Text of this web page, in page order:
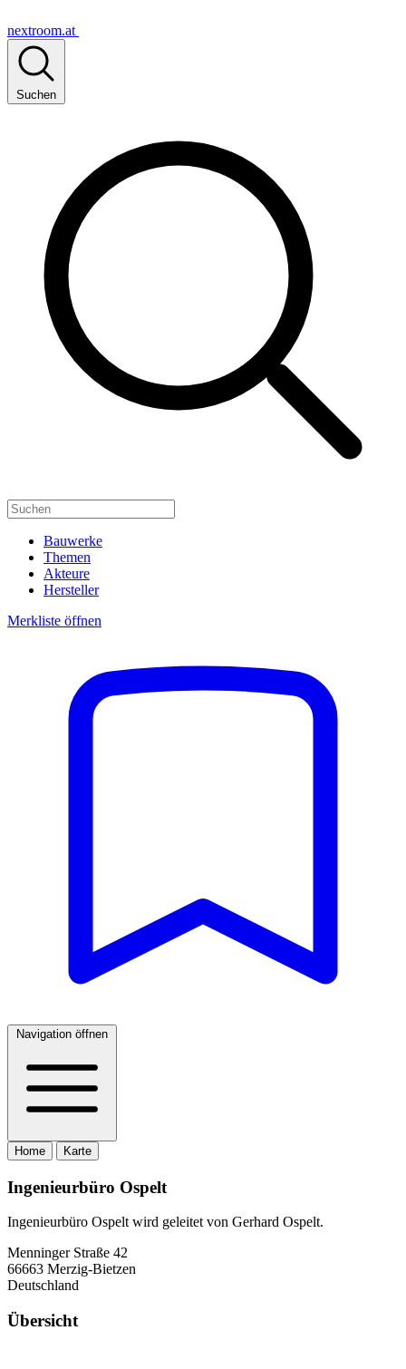
nextroom.at
Suchen
Bauwerke
Themen
Akteure
Hersteller
Merkliste öffnen
Navigation öffnen
Home Karte
Ingenieurbüro Ospelt
Ingenieurbüro Ospelt wird geleitet von Gerhard Ospelt.
Menninger Straße 42
66663 Merzig-Bietzen
Deutschland
Übersicht